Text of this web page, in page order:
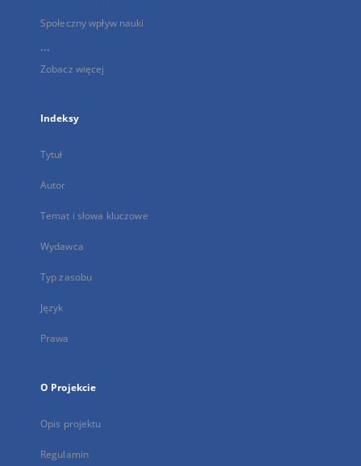
Społeczny wpływ nauki
...
Zobacz więcej
Indeksy
Tytuł
Autor
Temat i słowa kluczowe
Wydawca
Typ zasobu
Język
Prawa
O Projekcie
Opis projektu
Regulamin